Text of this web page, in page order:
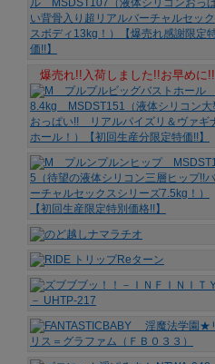
爆売れ!!入荷しました!!お早めに!!